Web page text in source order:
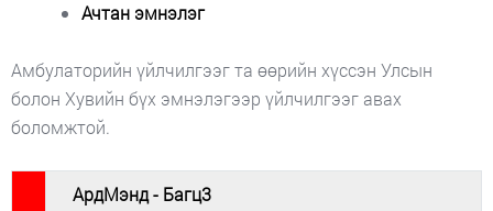
Ачтан эмнэлэг
Амбулаторийн үйлчилгээг та өөрийн хүссэн Улсын
болон Хувийн бүх эмнэлэгээр үйлчилгээг авах
боломжтой.
АрдМэнд - Багц3